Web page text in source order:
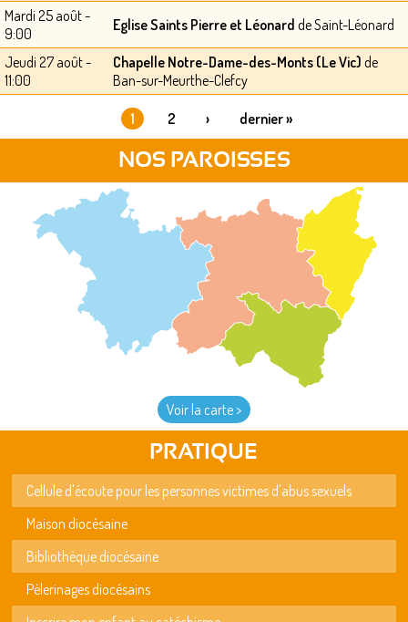
Mardi 25 août -
9:00
Eglise Saints Pierre et Léonard de Saint-Léonard
Jeudi 27 août -
11:00
Chapelle Notre-Dame-des-Monts (Le Vic) de
Ban-sur-Meurthe-Clefcy
1 2 › dernier »
NOS PAROISSES
Voir la carte >
PRATIQUE
Cellule d'écoute pour les personnes victimes d'abus sexuels
Maison diocésaine
Bibliothèque diocésaine
Pèlerinages diocésains